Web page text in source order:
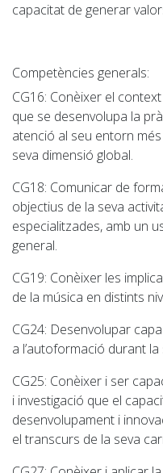
capacitat de generar
Competències generals:
CG16: Conèixer el
que se desenvolupa la
atenció al seu entorn
seva dimensió global.
CG18: Comunicar de
objectius de la seva
especialitzades, amb un
general.
CG19: Conèixer les
de la música en distints
CG24: Desenvolupar
a l’autoformació durant
CG25: Conèixer i ser
i investigació que el
desenvolupament i
el transcurs de la seva